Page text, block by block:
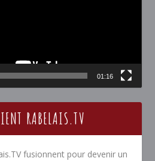
01:16
RABELAIS.TV
fusionnent pour devenir un